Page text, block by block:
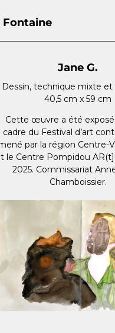
Jane G.
Dessin, technique mixte et
40,5 cm x 59 cm
Cette œuvre a été
cadre du Festival d’art
par la région Centre-
le Centre Pompidou
2025. Commissariat
Chamboissier.